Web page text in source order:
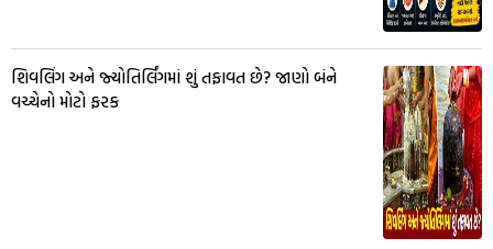
શિવલિંગ અને જ્યોતિર્લિંગમાં શું તફાવત છે? જાણો બંને
વચ્ચેનો મોટો ફરક